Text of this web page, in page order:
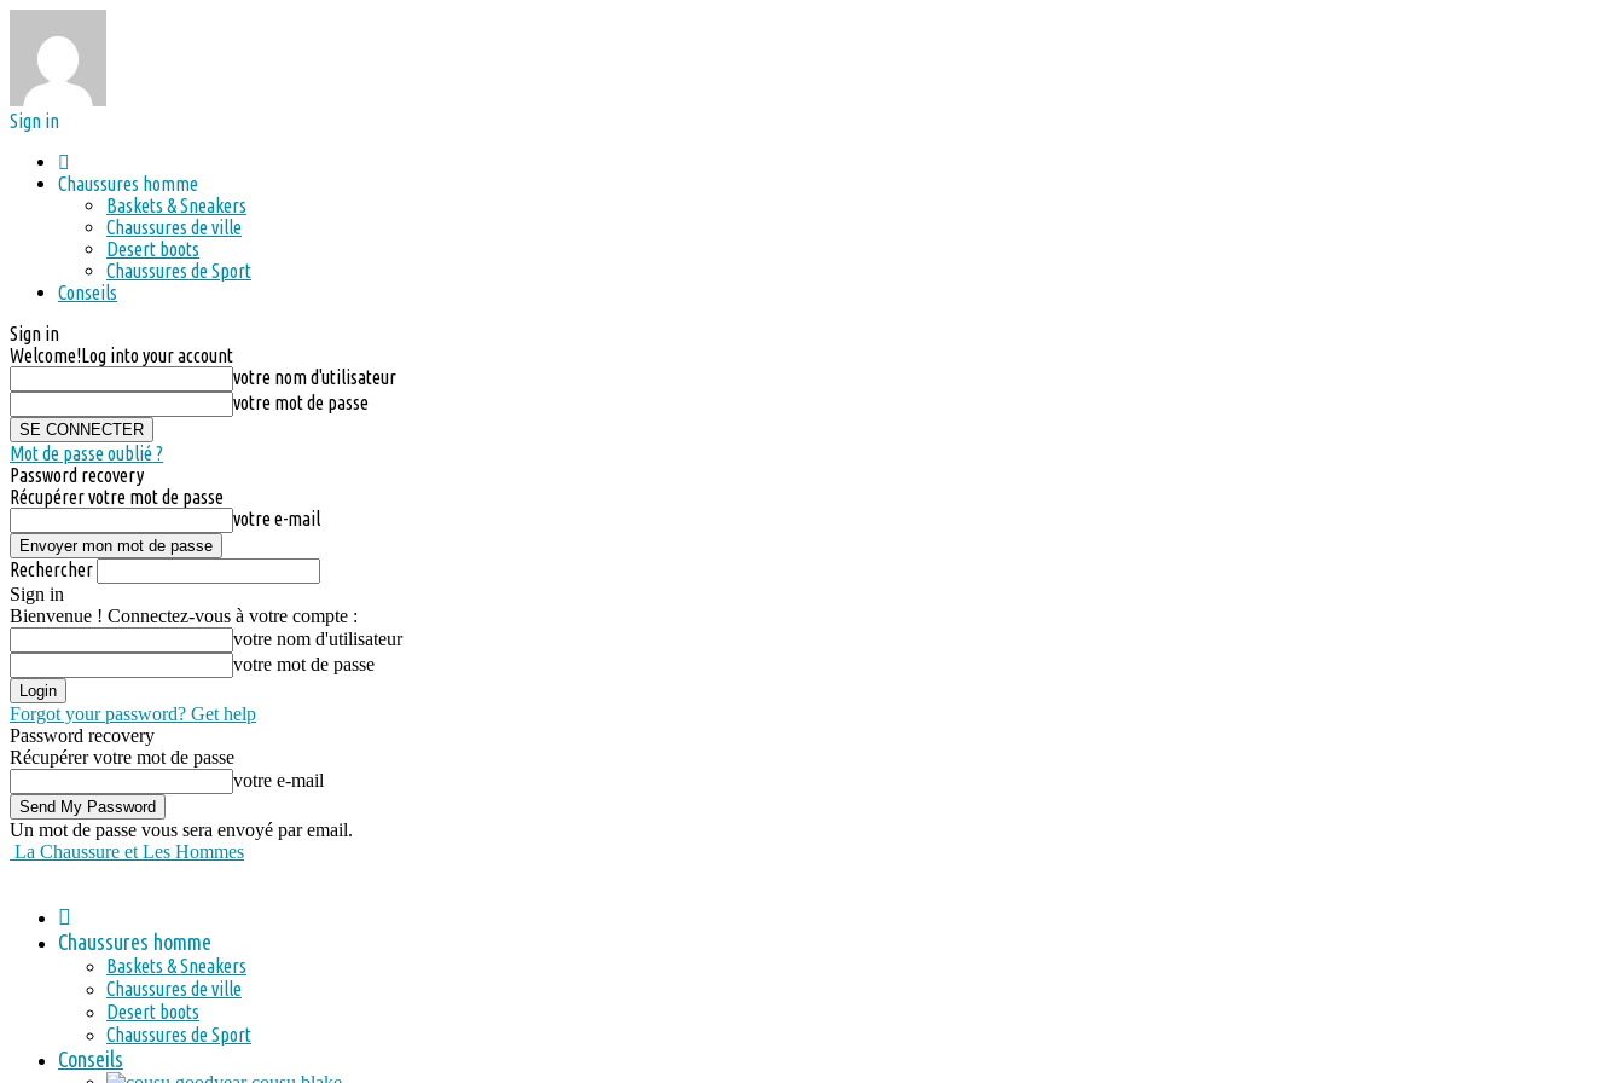
Sign in
Chaussures homme
Baskets & Sneakers
Chaussures de ville
Desert boots
Chaussures de Sport
Conseils
Sign in
Welcome!Log into your account
votre nom d'utilisateur
votre mot de passe
Mot de passe oublié ?
Password recovery
Récupérer votre mot de passe
votre e-mail
Rechercher
Sign in
Bienvenue ! Connectez-vous à votre compte :
votre nom d'utilisateur
votre mot de passe
Forgot your password? Get help
Password recovery
Récupérer votre mot de passe
votre e-mail
Un mot de passe vous sera envoyé par email.
La Chaussure et Les Hommes
Chaussures homme
Baskets & Sneakers
Chaussures de ville
Desert boots
Chaussures de Sport
Conseils